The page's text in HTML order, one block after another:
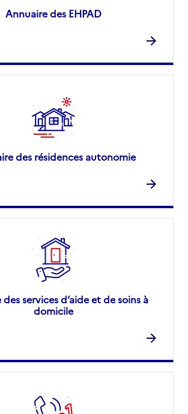
Annuaire des EHPAD
des résidences autonomie
services d’aide et de soins à
domicile